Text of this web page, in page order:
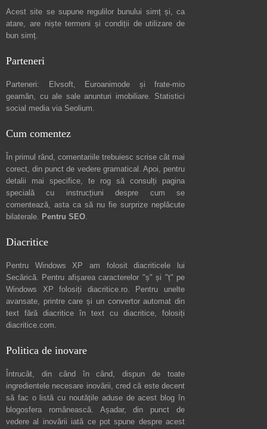
Acest site se supune regulilor bunului simț și, ca
atare, are niștetermeni și condiții de utilizare de
bun simț.
Parteneri
Parteneri: Elvsoft, Euroanimode și frate-mio
geamăn, cu ale sale anunturi imobiliare. Statistici
social media via Seolium.
Cum comentez
În primul rând, comentariile trebuiesc scrise cât mai
corect, din punct de vedere gramatical. Apoi, pentru
detalii mai specifice, te rog să consulți pagina
specială cu instrucțiuni despre cum se
comentează, asta ca să nu fie surprize neplăcute
bilaterale. Pentru SEO.
Diacritice
Pentru Windows XP am folosit diacriticele lui
Secărică. Pentru afișarea caracterelor "ș" și "ț" pe
Windows XP folosiți diacritice.ro. Pentru unelte
avansate, printre care și un convertor automat din
text fără diacritice în text cu diacritice, folosiți
diacritice.com.
Politica de inovare
Întrucât, din când în când, dispun de toate
ingredientele necesare inovării, cred că este decent
să fac o listă cu noutățile aduse de acest blog în
blogosfera românească. Așadar, din punct de
vedere al inovării iată ce pot spune despre acest